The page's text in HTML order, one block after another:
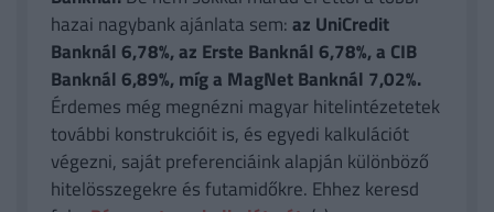
hazai nagybank ajánlata sem:az UniCredit
Banknál 6,78%, az Erste Banknál 6,78%, a CIB
Banknál 6,89%, míg a MagNet Banknál 7,02%.
Érdemes még megnézni magyar hitelintézetetek
további konstrukcióit is, és egyedi kalkulációt
végezni, saját preferenciáink alapján különböző
hitelösszegekre és futamidőkre. Ehhez keresd